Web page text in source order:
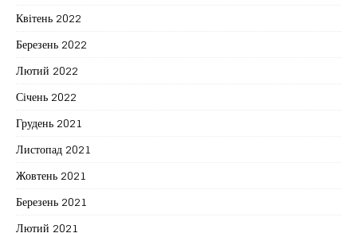
Квітень 2022
Березень 2022
Лютий 2022
Січень 2022
Грудень 2021
Листопад 2021
Жовтень 2021
Березень 2021
Лютий 2021